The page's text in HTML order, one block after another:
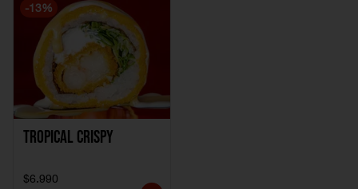
-13%
Tropical crispy
$6.990